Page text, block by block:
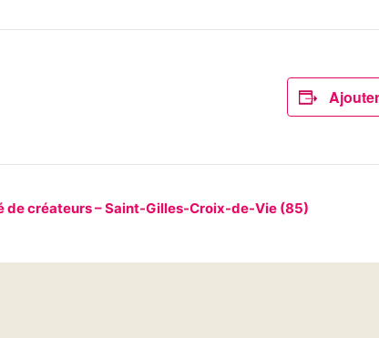
de créateurs – Saint-Gilles-Croix-de-Vie (85)